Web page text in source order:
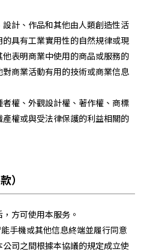
計、作品和其他由人類創造性活
具有工業實用性的自然規律或現
表明商業中使用的商品或服務的
商業活動有用的技術或商業信息
權、外觀設計權、著作權、商標
權或與受法律保護的利益相關的
）
方可使用本服务。
手機或其他信息終端並履行同意
司之間根據本協議的規定成立使